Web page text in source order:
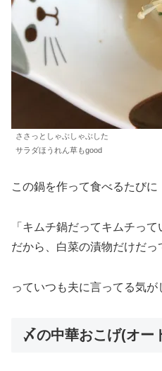
ささっとしゃぶしゃぶした
サラダほうれん草もgood
この鍋を作って食べるたびに
「キムチ鍋だってキムチっ
だから、白菜の漬物だけだっ
っていつも夫に言ってる気が
〆の中華おこげ(オー